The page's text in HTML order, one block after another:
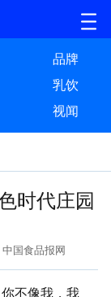
品牌
乳饮
视闻
时代庄园
国食品报网
不像我，我